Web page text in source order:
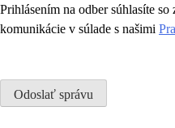
Prihlásením na odber súhlasíte
komunikácie v súlade s našimi
leave
this